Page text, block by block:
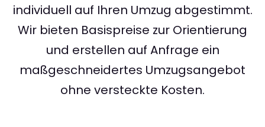
individuell auf Ihren Umzug abgestimmt.
Wir bieten Basispreise zur Orientierung
und erstellen auf Anfrage ein
maßgeschneidertes Umzugsangebot
ohne versteckte Kosten.